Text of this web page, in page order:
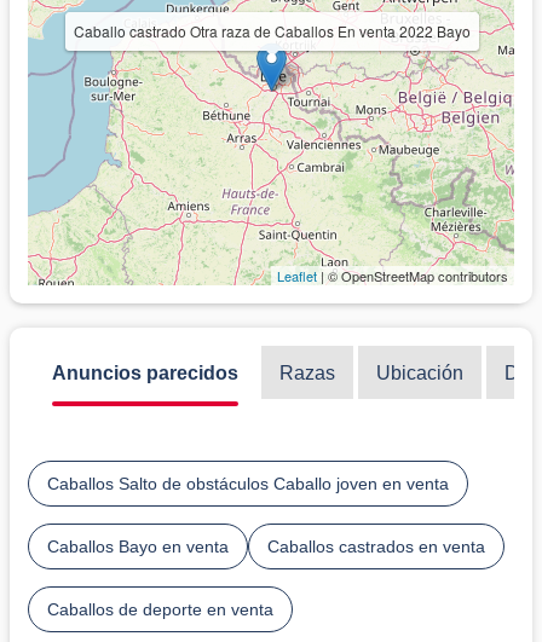
Caballo castrado Otra raza de Caballos En venta 2022 Bayo
Leaflet | © OpenStreetMap contributors
Anuncios parecidos Razas Ubicación
Caballos Salto de obstáculos Caballo joven en venta
Caballos Bayo en venta Caballos castrados en venta
Caballos de deporte en venta